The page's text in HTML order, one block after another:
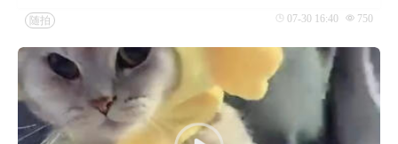
随拍 07-30 16:40 750